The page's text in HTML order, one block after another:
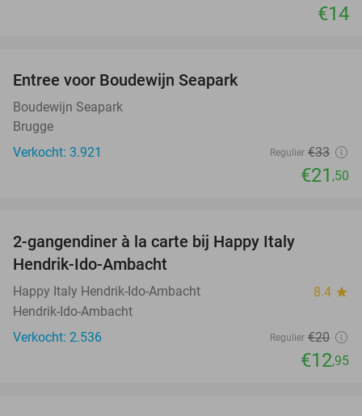
€14
Entree voor Boudewijn Seapark
Boudewijn Seapark
Brugge
Verkocht: 3.921
Regulier €33
€21 ,50
2-gangendiner à la carte bij Happy Italy
Hendrik-Ido-Ambacht
Happy Italy Hendrik-Ido-Ambacht 8.4 star
Hendrik-Ido-Ambacht
Verkocht: 2.536
Regulier €20
€12,95